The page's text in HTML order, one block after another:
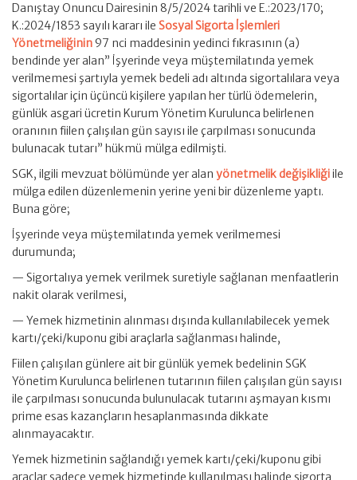
Danıştay Onuncu Dairesinin 8/5/2024 tarihli ve E.:2023/170;
K.:2024/1853 sayılı kararı ile Sosyal Sigorta İşlemleri
Yönetmeliğinin97 nci maddesinin yedinci fıkrasının (a)
bendinde yer alan” İşyerinde veya müştemilatında yemek
verilmemesi şartıyla yemek bedeli adı altında sigortalılara veya
sigortalılar için üçüncü kişilere yapılan her türlü ödemelerin,
günlük asgari ücretin Kurum Yönetim Kurulunca belirlenen
oranının fiilen çalışılan gün sayısı ile çarpılması sonucunda
bulunacak tutarı” hükmü mülga edilmişti.
SGK, ilgili mevzuat bölümünde yer alan yönetmelik değişikliğiile
mülga edilen düzenlemenin yerine yeni bir düzenleme yaptı.
Buna göre;
İşyerinde veya müştemilatında yemek verilmemesi
durumunda;
— Sigortalıya yemek verilmek suretiyle sağlanan menfaatlerin
nakit olarak verilmesi,
— Yemek hizmetinin alınması dışında kullanılabilecek yemek
kartı/çeki/kuponu gibi araçlarla sağlanması halinde,
Fiilen çalışılan günlere ait bir günlük yemek bedelinin SGK
Yönetim Kurulunca belirlenen tutarının fiilen çalışılan gün sayısı
ile çarpılması sonucunda bulunulacak tutarını aşmayan kısmı
prime esas kazançların hesaplanmasında dikkate
alınmayacaktır.
Yemek hizmetinin sağlandığı yemek kartı/çeki/kuponu gibi
araçlar sadece yemek hizmetinde kullanılması halinde sigorta